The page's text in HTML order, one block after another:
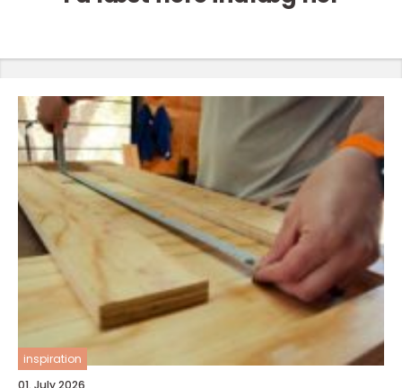
inspiration
01. July 2026